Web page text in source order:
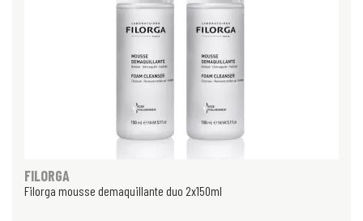
FILORGA
Filorga mousse demaquillante duo 2x150ml